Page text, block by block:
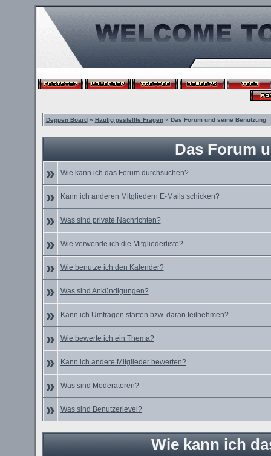
Deppen Board» Häufig gestellte Fragen» Das Forum und seine Benutzung
Das Forum
»
Wie kann ich das Forum durchsuchen?
» Kann ich anderen Mitgliedern E-Mails schicken?
» Was sind private Nachrichten?
» Wie verwende ich die Mitgliederliste?
» Wie benutze ich den Kalender?
» Was sind Ankündigungen?
» Kann ich Umfragen starten bzw. daran teilnehmen?
» Wie bewerte ich ein Thema?
» Kann ich andere Mitglieder bewerten?
» Was sind Moderatoren?
» Was sind Benutzerlevel?
Wie kann ich